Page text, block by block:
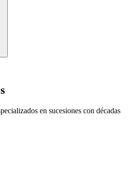
en sucesiones con décadas